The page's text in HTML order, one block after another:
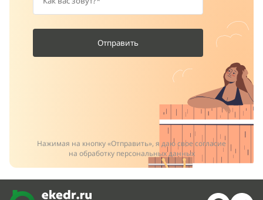
Отправить
Нажимая на кнопку «Отправить», я даю свое согласие
на обработку персональных данных